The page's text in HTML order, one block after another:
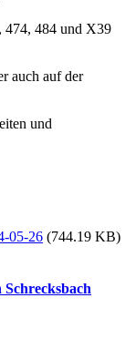
474, 484 und X39
auch auf der
und
05-26 (744.19 KB)